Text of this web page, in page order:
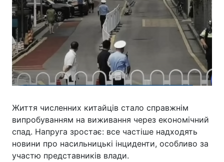
Життя численних китайців стало справжнім
випробуванням на виживання через економічний
спад. Напруга зростає: все частіше надходять
новини про насильницькі інциденти, особливо за
участю представників влади.